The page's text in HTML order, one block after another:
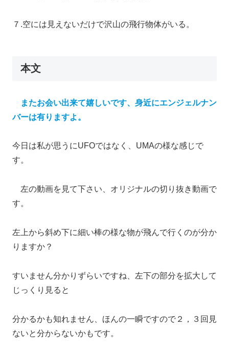
７.空には見えないだけで沢山の飛行物体がいる。
本文
またお会い出来て嬉しいです、身近にエンジェルナン
バーは有りますよ。
今日は私が思うにUFOではなく、UMAの様な感じで
す。
左の動画を見て下さい、オリジナルの切り抜き動画で
す。
左上から斜め下に細い棒の様な物が飛んで行くのが分か
りますか？
すいません分かりずらいですね、左下の部分を拡大して
じっくり見ると
分かるかも知れません、ほんの一瞬ですので２，３回見
ないと分からないかもです。